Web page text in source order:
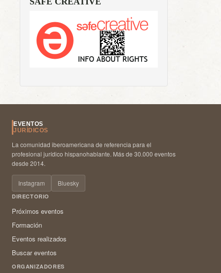
EVENTOS
JURÍDICOS
La comunidad iberoamericana de referencia para el
profesional jurídico hispanohablante. Más de 30.000 eventos
desde 2014.
Instagram Bluesky
DIRECTORIO
Próximos eventos
Formación
Eventos realizados
Buscar eventos
ORGANIZADORES